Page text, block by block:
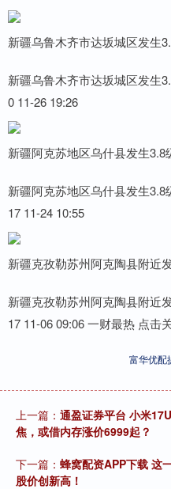
新疆乌鲁木齐市达坂城区发生
新疆乌鲁木齐市达坂城区发生
0 11-26 19:26
新疆阿克苏地区乌什县发生3.8
新疆阿克苏地区乌什县发生3.8
17 11-24 10:55
新疆克孜勒苏州阿克陶县附近
新疆克孜勒苏州阿克陶县附近
17 11-06 09:06 一财最热 点击
富华优配
上一篇： 通盈证券平台 小米
焦，或借内存涨价6999起？
下一篇： 蜂窝配资APP下载 这
股价创新高！